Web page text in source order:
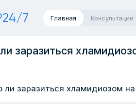
7 Главная Консультации
заразиться
ли заразиться хламидиозом